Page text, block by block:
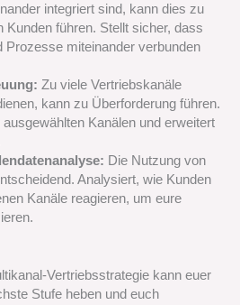
integriert sind, kann dies zu
Kunden führen. Stellt sicher, dass
Prozesse miteinander verbunden
Zu viele Vertriebskanäle
kann zu Überforderung führen.
Kanälen und erweitert
Die Nutzung von
Analysiert, wie Kunden
Kanäle reagieren, um eure
Vertriebsstrategie kann euer
Stufe heben und euch